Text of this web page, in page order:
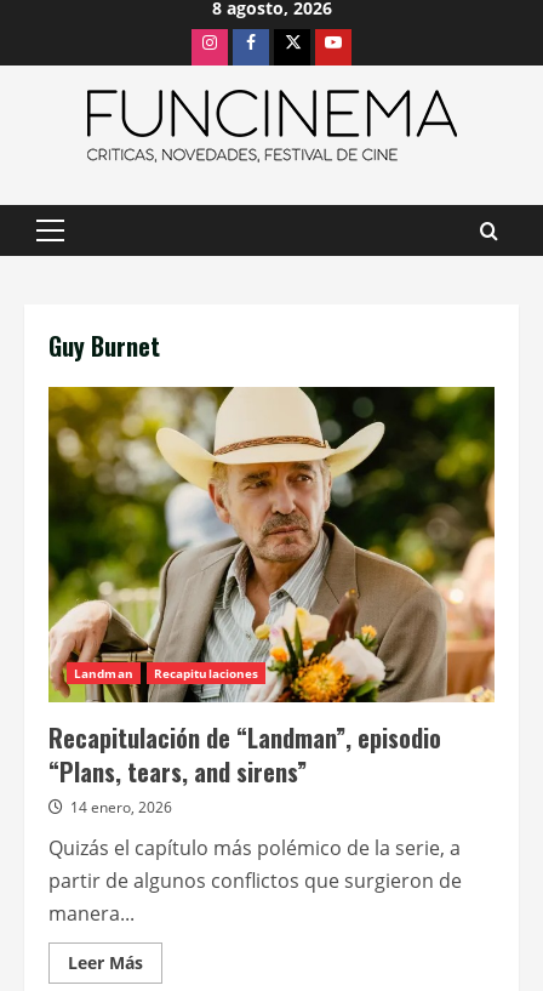
8 agosto, 2026
InstagramFacebook
X Youtube
Menú
Guy Burnet
Landman Recapitulaciones
Recapitulación de “Landman”, episodio
“Plans, tears, and sirens”
14 enero, 2026
Quizás el capítulo más polémico de la serie, a
partir de algunos conflictos que surgieron de
manera...
Leer MásLeer
más